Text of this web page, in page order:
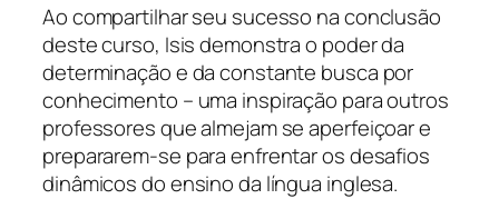
Ao compartilhar seu sucesso na conclusão
deste curso, Isis demonstra o poder da
determinação e da constante busca por
conhecimento – uma inspiração para outros
professores que almejam se aperfeiçoar e
prepararem-se para enfrentar os desafios
dinâmicos do ensino da língua inglesa.